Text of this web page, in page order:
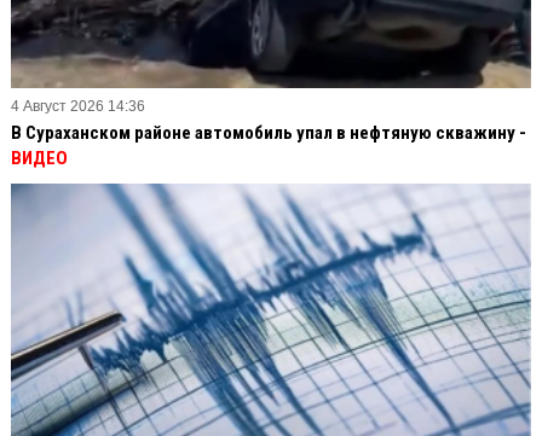
4 Август 2026 14:36
В Сураханском районе автомобиль упал в нефтяную скважину -
ВИДЕО